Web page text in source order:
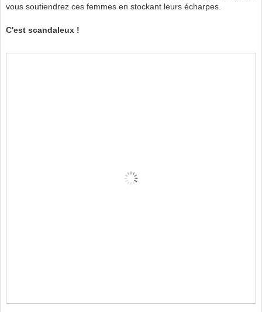
vous soutiendrez ces femmes en stockant leurs écharpes.
C'est scandaleux !